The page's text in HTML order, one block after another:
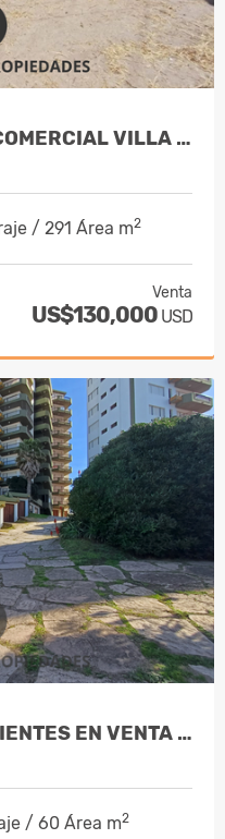
OPORTUNIDAD LOCAL COMERCIAL VILLA GESELL
/ 291 Área m2
Venta
US$130,000 USD
DEPARTAMENTO 2 AMBIENTES EN VENTA (PILMAIQUEN II)
/ 60 Área m2